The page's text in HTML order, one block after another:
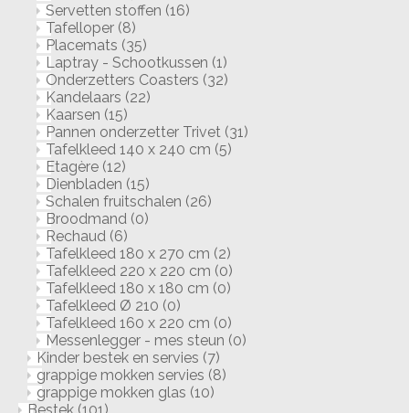
Servetten stoffen (16)
Tafelloper (8)
Placemats (35)
Laptray - Schootkussen (1)
Onderzetters Coasters (32)
Kandelaars (22)
Kaarsen (15)
Pannen onderzetter Trivet (31)
Tafelkleed 140 x 240 cm (5)
Etagère (12)
Dienbladen (15)
Schalen fruitschalen (26)
Broodmand (0)
Rechaud (6)
Tafelkleed 180 x 270 cm (2)
Tafelkleed 220 x 220 cm (0)
Tafelkleed 180 x 180 cm (0)
Tafelkleed Ø 210 (0)
Tafelkleed 160 x 220 cm (0)
Messenlegger - mes steun (0)
Kinder bestek en servies (7)
grappige mokken servies (8)
grappige mokken glas (10)